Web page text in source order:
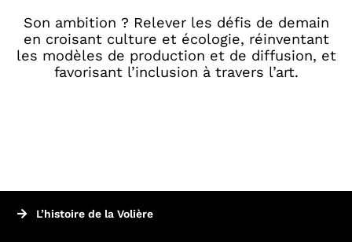
Son ambition ? Relever les défis de demain
en croisant culture et écologie, réinventant
les modèles de production et de diffusion, et
favorisant l’inclusion à travers l’art.
L’histoire de la Volière